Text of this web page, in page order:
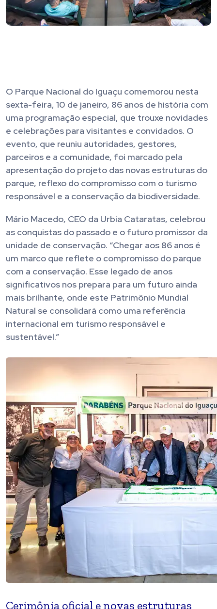
O Parque Nacional do Iguaçu comemorou nesta
sexta-feira, 10 de janeiro, 86 anos de história com
uma programação especial, que trouxe novidades
e celebrações para visitantes e convidados. O
evento, que reuniu autoridades, gestores,
parceiros e a comunidade, foi marcado pela
apresentação do projeto das novas estruturas do
parque, reflexo do compromisso com o turismo
responsável e a conservação da biodiversidade.
Mário Macedo, CEO da Urbia Cataratas, celebrou
as conquistas do passado e o futuro promissor da
unidade de conservação. “Chegar aos 86 anos é
um marco que reflete o compromisso do parque
com a conservação. Esse legado de anos
significativos nos prepara para um futuro ainda
mais brilhante, onde este Patrimônio Mundial
Natural se consolidará como uma referência
internacional em turismo responsável e
sustentável.”
Cerimônia oficial e novas estruturas